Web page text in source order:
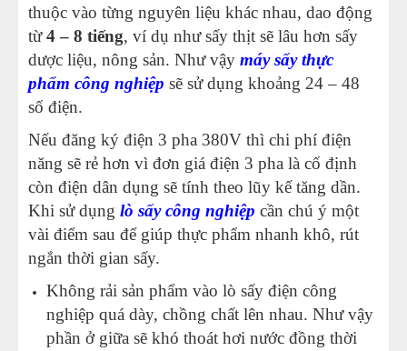
thuộc vào từng nguyên liệu khác nhau, dao động
từ4 – 8 tiếng, ví dụ như sấy thịt sẽ lâu hơn sấy
dược liệu, nông sản. Như vậy máy sấy thực
phẩm công nghiệp sẽ sử dụng khoảng 24 – 48
số điện.
Nếu đăng ký điện 3 pha 380V thì chi phí điện
năng sẽ rẻ hơn vì đơn giá điện 3 pha là cố định
còn điện dân dụng sẽ tính theo lũy kế tăng dần.
Khi sử dụng lò sấy công nghiệp cần chú ý một
vài điểm sau để giúp thực phẩm nhanh khô, rút
ngắn thời gian sấy.
Không rải sản phẩm vào lò sấy điện công
nghiệp quá dày, chồng chất lên nhau. Như vậy
phần ở giữa sẽ khó thoát hơi nước đồng thời